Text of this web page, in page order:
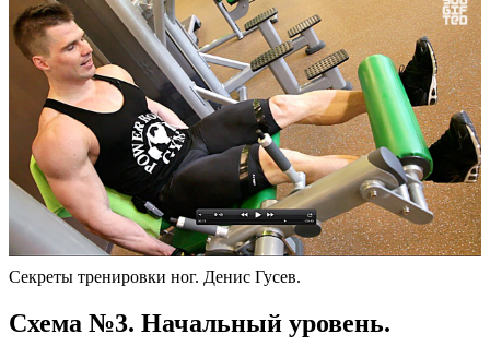
Секреты тренировки ног. Денис Гусев.
Схема №3. Начальный уровень.